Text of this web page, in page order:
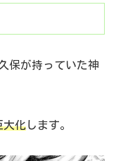
保が持っていた神
大化します。